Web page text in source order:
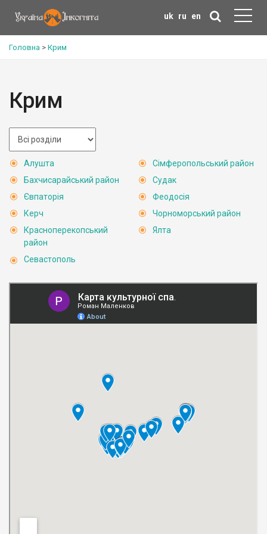
uk ru en
Головна > Крим
Крим
Алушта
Бахчисарайський район
Євпаторія
Керч
Красноперекопський
район
Севастополь
Сімферопольський район
Судак
Феодосія
Чорноморський район
Ялта